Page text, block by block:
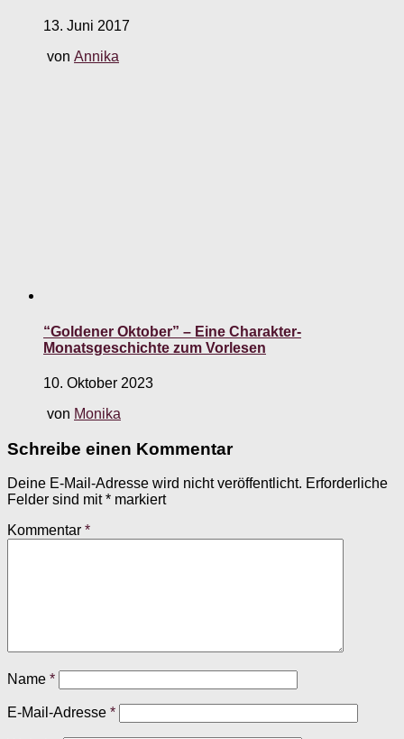
13. Juni 2017
von Annika
“Goldener Oktober” – Eine Charakter-
Monatsgeschichte zum Vorlesen
10. Oktober 2023
von Monika
Schreibe einen Kommentar
Deine E-Mail-Adresse wird nicht veröffentlicht. Erforderliche
Felder sind mit* markiert
Kommentar *
Name *
E-Mail-Adresse *